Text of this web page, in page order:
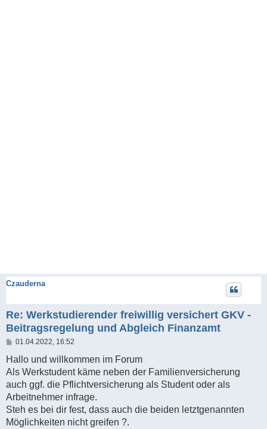
Czauderna
Re: Werkstudierender freiwillig versichert GKV -
Beitragsregelung und Abgleich Finanzamt
B
i
t
r
a
g
01.04.2022, 16:52
Hallo und willkommen im Forum
Als Werkstudent käme neben der Familienversicherung
auch ggf. die Pflichtversicherung als Student oder als
Arbeitnehmer infrage.
Steh es bei dir fest, dass auch die beiden letztgenannten
Möglichkeiten nicht greifen ?.